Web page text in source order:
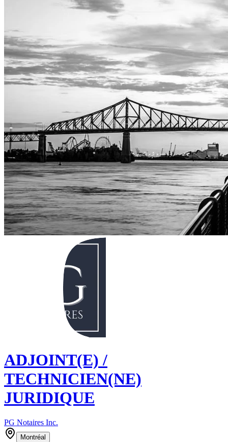
ADJOINT(E) /
TECHNICIEN(NE)
JURIDIQUE
PG Notaires Inc.
Montréal